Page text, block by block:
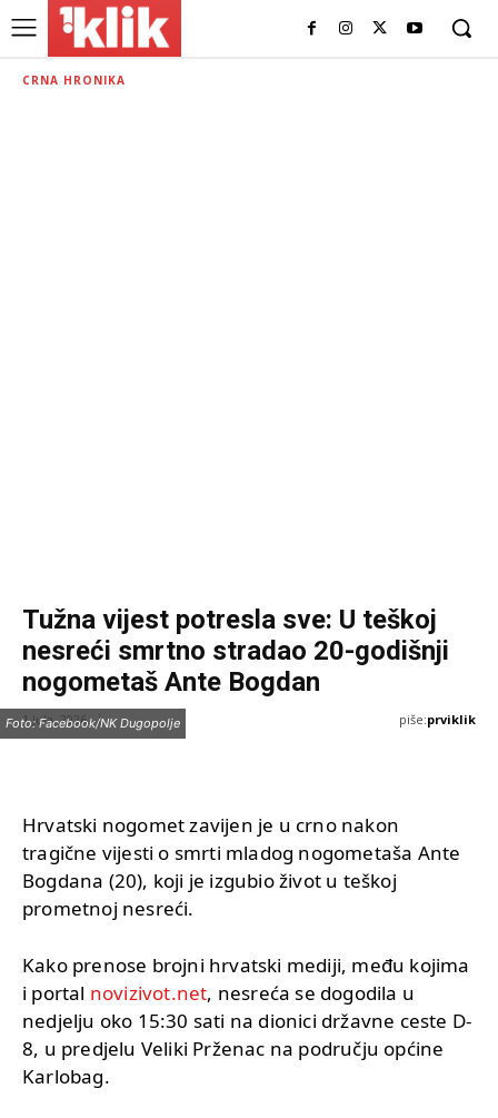
CRNA HRONIKA
Tužna vijest potresla sve: U teškoj
nesreći smrtno stradao 20-godišnji
nogometaš Ante Bogdan
1 Jula, 2026 piše:prviklik
Foto: Facebook/NK Dugopolje
Hrvatski nogomet zavijen je u crno nakon
tragične vijesti o smrti mladog nogometaša Ante
Bogdana (20), koji je izgubio život u teškoj
prometnoj nesreći.
Kako prenose brojni hrvatski mediji, među kojima
i portal novizivot.net, nesreća se dogodila u
nedjelju oko 15:30 sati na dionici državne ceste D-
8, u predjelu Veliki Prženac na području općine
Karlobag.